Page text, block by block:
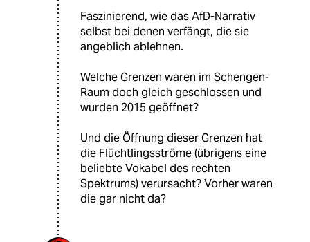
Faszinierend, wie das AfD-Narrativ
selbst bei denen verfängt, die sie
angeblich ablehnen.
Welche Grenzen waren im Schengen-
Raum doch gleich geschlossen und
wurden 2015 geöffnet?
Und die Öffnung dieser Grenzen hat
die Flüchtlingsströme (übrigens eine
beliebte Vokabel des rechten
Spektrums) verursacht? Vorher waren
die gar nicht da?